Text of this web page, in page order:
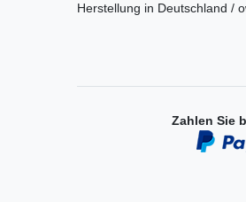
Herstellung in Deutschland /
Zahlen Sie